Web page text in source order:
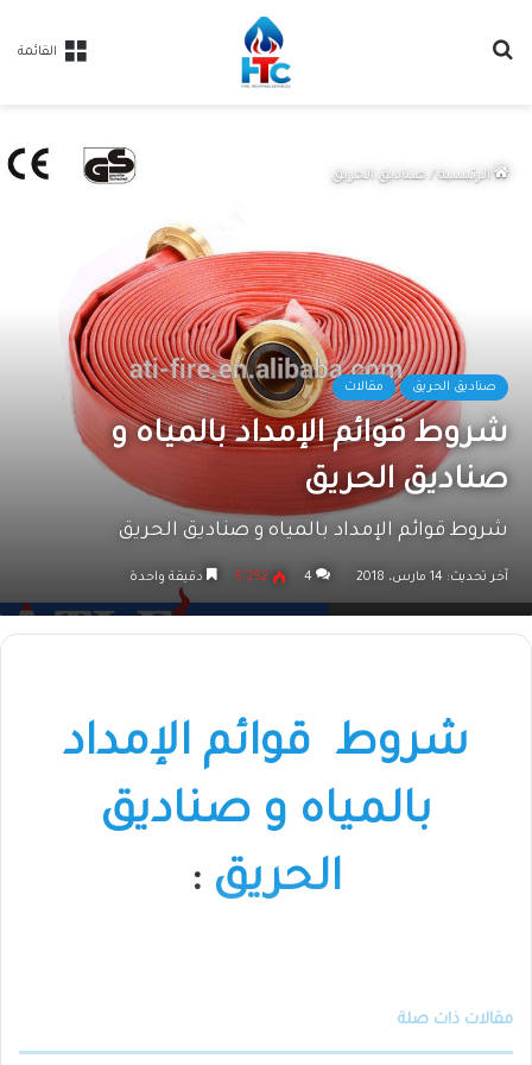
القائمة
الرئيسية / صناديق الحريق
صناديق الحريق مقالات
شروط قوائم الإمداد بالمياه و
صناديق الحريق
شروط قوائم الإمداد بالمياه و صناديق الحريق
آخر تحديث: 14 مارس، 2018 4 5٬252 دقيقة واحدة
شروط قوائم الإمداد
بالمياه و صناديق
الحريق :
مقالات ذات صلة